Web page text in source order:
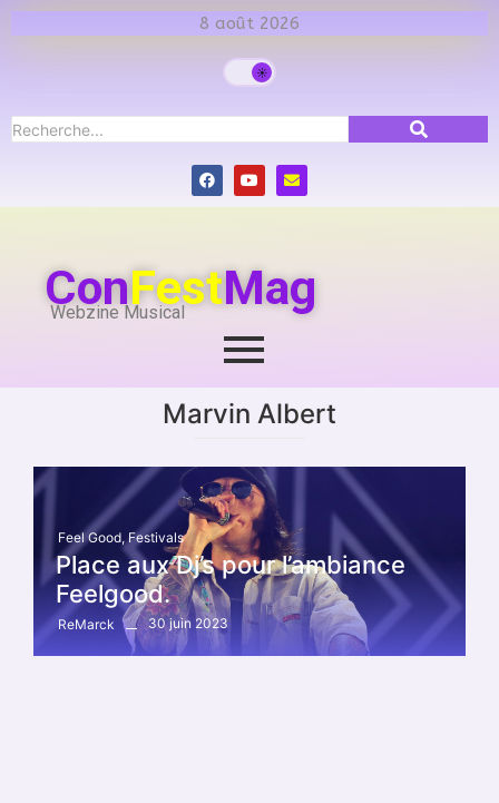
8 août 2026
ConFestMag
Webzine Musical
Marvin Albert
Feel Good, Festivals
Place aux Dj’s pour l’ambiance
Feelgood.
ReMarck 30 juin 2023